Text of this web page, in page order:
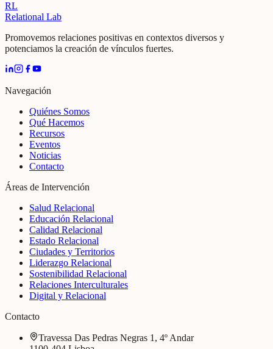
RL
Relational Lab
Promovemos relaciones positivas en contextos diversos y
potenciamos la creación de vínculos fuertes.
Navegación
Quiénes Somos
Qué Hacemos
Recursos
Eventos
Noticias
Contacto
Áreas de Intervención
Salud Relacional
Educación Relacional
Calidad Relacional
Estado Relacional
Ciudades y Territorios
Liderazgo Relacional
Sostenibilidad Relacional
Relaciones Interculturales
Digital y Relacional
Contacto
Travessa Das Pedras Negras 1, 4º Andar